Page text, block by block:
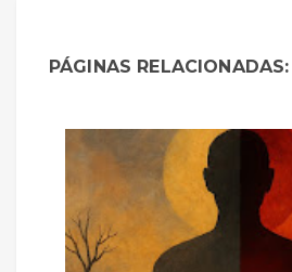
PÁGINAS RELACIONADAS: